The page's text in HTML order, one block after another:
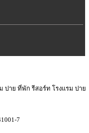
ปาย ที่พัก รีสอร์ท โรงแรม ปาย
7